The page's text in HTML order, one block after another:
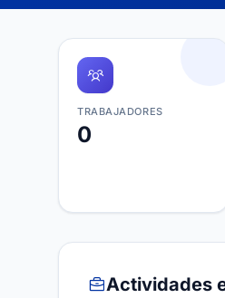
TRABAJADORES
0
Actividades